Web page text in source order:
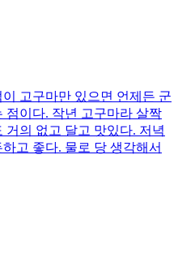
고구마만 있으면 언제든 군
점이다. 작년 고구마라 살짝
의 없고 달고 맛있다. 저녁
고 좋다. 물로 당 생각해서